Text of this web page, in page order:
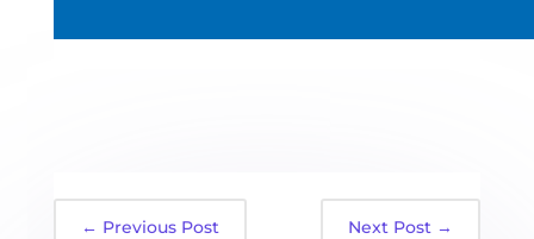
← Previous Post Next Post →